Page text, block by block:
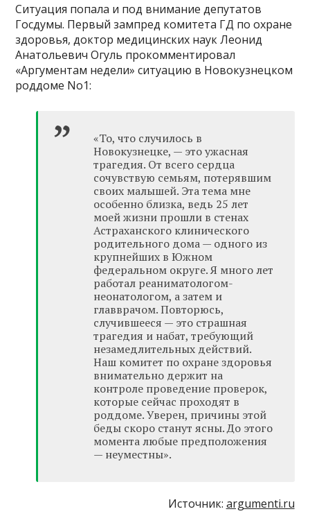
Ситуация попала и под внимание депутатов
Госдумы. Первый зампред комитета ГД по охране
здоровья, доктор медицинских наук Леонид
Анатольевич Огуль прокомментировал
«Аргументам недели» ситуацию в Новокузнецком
роддоме No1:
«То, что случилось в
Новокузнецке, — это ужасная
трагедия. От всего сердца
сочувствую семьям, потерявшим
своих малышей. Эта тема мне
особенно близка, ведь 25 лет
моей жизни прошли в стенах
Астраханского клинического
родительного дома — одного из
крупнейших в Южном
федеральном округе. Я много лет
работал реаниматологом-
неонатологом, а затем и
главврачом. Повторюсь,
случившееся — это страшная
трагедия и набат, требующий
незамедлительных действий.
Наш комитет по охране здоровья
внимательно держит на
контроле проведение проверок,
которые сейчас проходят в
роддоме. Уверен, причины этой
беды скоро станут ясны. До этого
момента любые предположения
— неуместны».
Источник: argumenti.ru